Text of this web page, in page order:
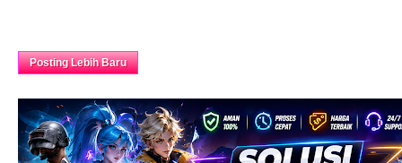
Posting Lebih Baru